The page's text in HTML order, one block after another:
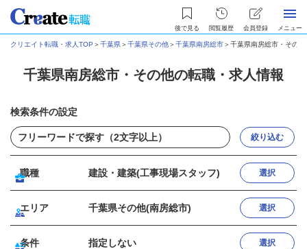
後で見る 閲覧履歴 会員登録 メニュー
クリエイト転職・求人TOP ＞千葉県＞千葉県その他＞千葉県南房総市＞千葉県南房総市・その
千葉県南房総市・その他の転職・求人情報
検索条件の設定
絞り込む
職種 建設・建築(工事現場スタッフ) 選択
エリア 千葉県その他(南房総市) 選択
条件 指定しない 選択